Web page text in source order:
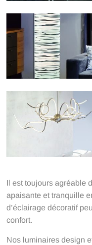
Il est toujours agréable
apaisante et tranquille
d’éclairage décoratif
confort.
Nos luminaires design